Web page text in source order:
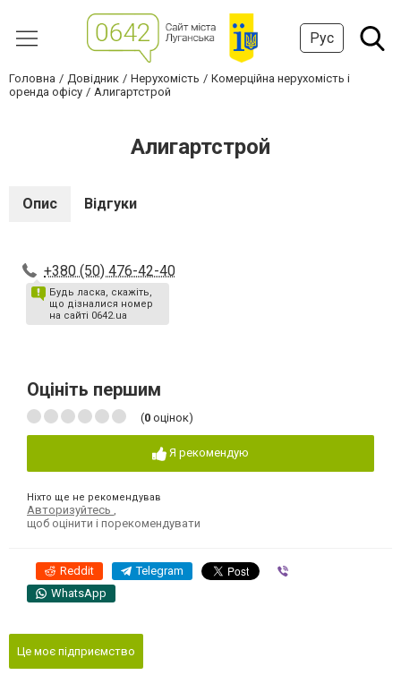
Рус
Головна Довідник Нерухомість
Комерційна нерухомість і
оренда офісу
Алигартстрой
Алигартстрой
Опис Відгуки
+380 (50) 476-42-40
Будь ласка, скажіть,
що дізналися номер
на сайті 0642.ua
Оцініть першим
(0 оцінок)
Я рекомендую
Ніхто ще не рекомендував
Авторизуйтесь
щоб оцінити і порекомендувати
Reddit Telegram
WhatsApp
Це моє підприємство